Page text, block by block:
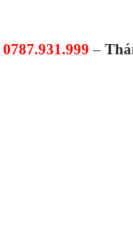
0787.931.999 –